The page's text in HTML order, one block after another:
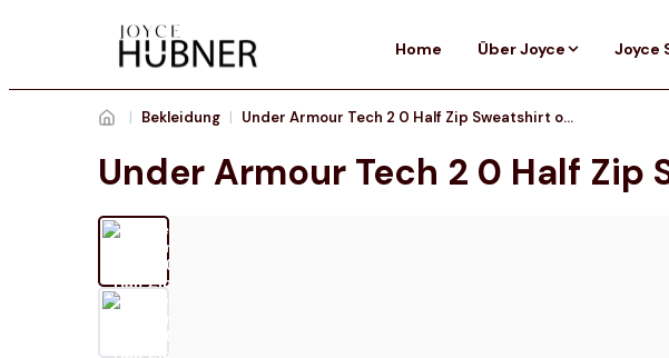
Home Über Joyce Joyce
| Bekleidung | Under Armour Tech 2 0 Half Zip Sweatshirt olivgrün
Under Armour Tech 2 0 Half Zip